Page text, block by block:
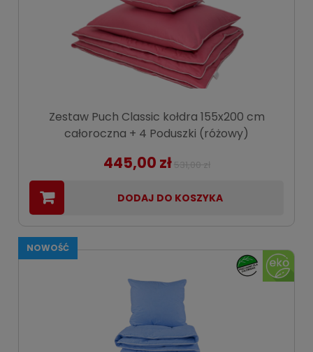
Zestaw Puch Classic kołdra 155x200 cm
całoroczna + 4 Poduszki (różowy)
445,00 zł531,00 zł
DODAJ DO KOSZYKA
NOWOŚĆ